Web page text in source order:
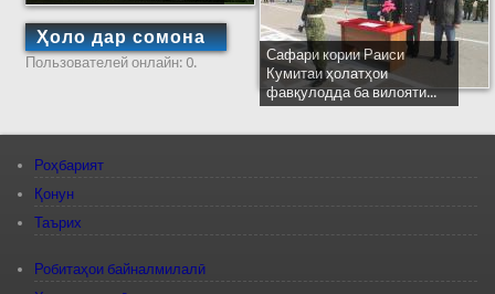
Ҳоло дар сомона
Пользователей онлайн: 0.
Сафари кории Раиси
Кумитаи ҳолатҳои
фавқулодда ба вилояти...
Роҳбарият
Қонун
Таърих
Робитаҳои байналмилалӣ